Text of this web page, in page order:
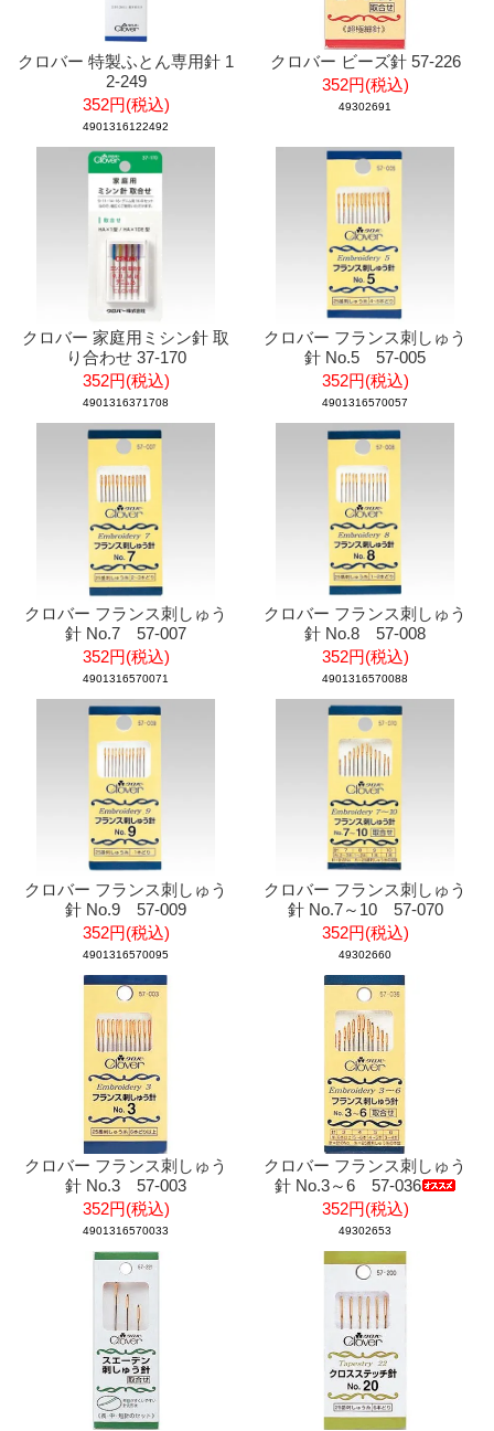
クロバー 特製ふとん専用針 1
2-249
352円(税込)
4901316122492
クロバー ビーズ針 57-226
352円(税込)
49302691
クロバー 家庭用ミシン針 取
り合わせ 37-170
352円(税込)
4901316371708
クロバー フランス刺しゅう
針 No.5 57-005
352円(税込)
4901316570057
クロバー フランス刺しゅう
針 No.7 57-007
352円(税込)
4901316570071
クロバー フランス刺しゅう
針 No.8 57-008
352円(税込)
4901316570088
クロバー フランス刺しゅう
針 No.9 57-009
352円(税込)
4901316570095
クロバー フランス刺しゅう
針 No.7～10 57-070
352円(税込)
49302660
クロバー フランス刺しゅう
針 No.3 57-003
352円(税込)
4901316570033
クロバー フランス刺しゅう
針 No.3～6 57-036
352円(税込)
49302653